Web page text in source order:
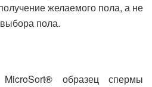
желаемого пола, а не
пола.
образец спермы